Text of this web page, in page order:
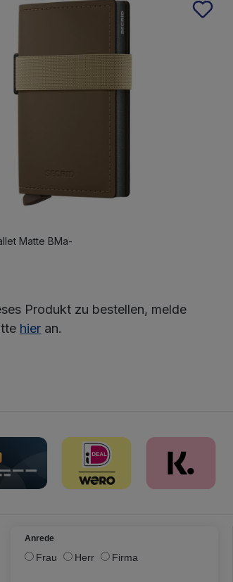
Matte BMa-
Produkt zu bestellen, melde
hier an.
Anrede
Frau Herr Firma